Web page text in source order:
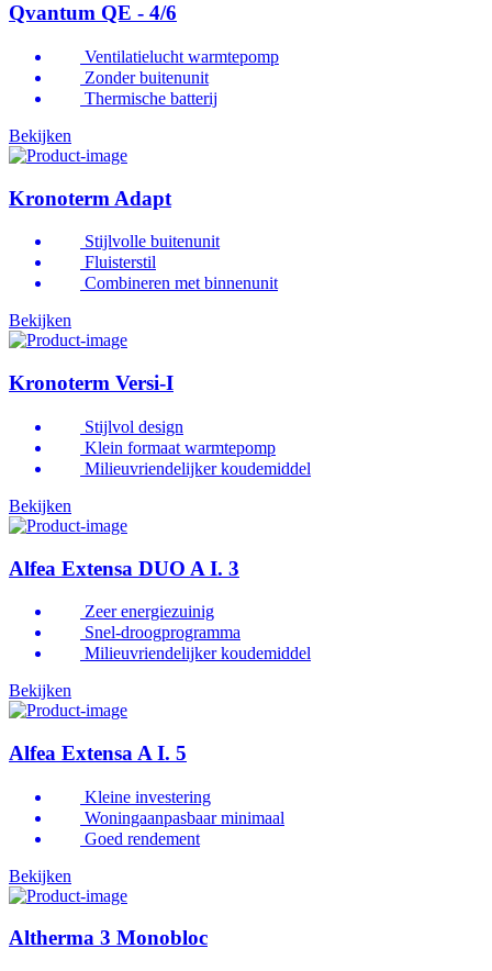
Qvantum QE - 4/6
Ventilatielucht warmtepomp
Zonder buitenunit
Thermische batterij
Bekijken
Kronoterm Adapt
Stijlvolle buitenunit
Fluisterstil
Combineren met binnenunit
Bekijken
Kronoterm Versi-I
Stijlvol design
Klein formaat warmtepomp
Milieuvriendelijker koudemiddel
Bekijken
Alfea Extensa DUO A I. 3
Zeer energiezuinig
Snel-droogprogramma
Milieuvriendelijker koudemiddel
Bekijken
Alfea Extensa A I. 5
Kleine investering
Woningaanpasbaar minimaal
Goed rendement
Bekijken
Altherma 3 Monobloc